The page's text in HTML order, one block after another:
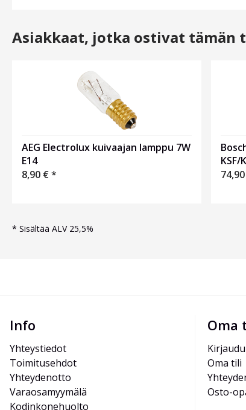
Asiakkaat, jotka ostivat tämän
AEG Electrolux kuivaajan lamppu 7W
E14
8,90 €*
KSF/
74,90
* Sisältää ALV 25,5%
Info
Yhteystiedot
Toimitusehdot
Yhteydenotto
Varaosamyymälä
Kodinkonehuolto
Oma
Oma tili
Osto-